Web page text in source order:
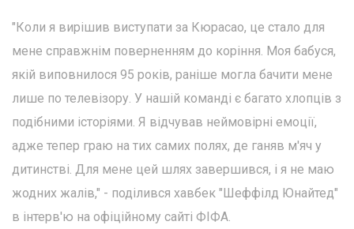
"Коли я вирішив виступати за Кюрасао, це стало для
мене справжнім поверненням до коріння. Моя бабуся,
якій виповнилося 95 років, раніше могла бачити мене
лише по телевізору. У нашій команді є багато хлопців з
подібними історіями. Я відчував неймовірні емоції,
адже тепер граю на тих самих полях, де ганяв м'яч у
дитинстві. Для мене цей шлях завершився, і я не маю
жодних жалів," - поділився хавбек "Шеффілд Юнайтед"
в інтерв'ю на офіційному сайті ФІФА.